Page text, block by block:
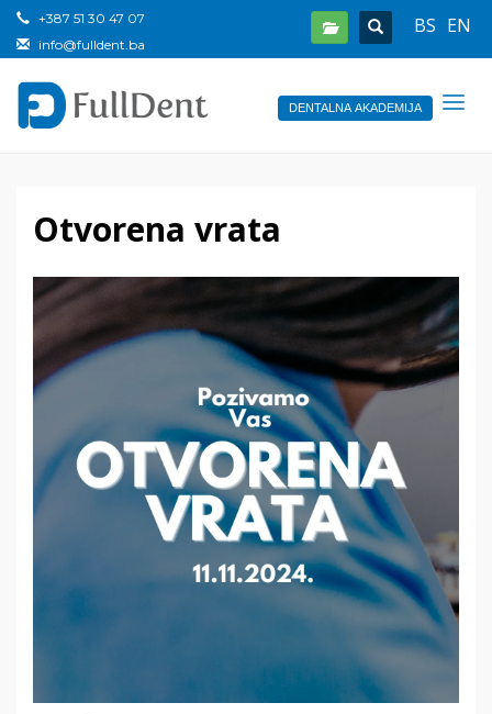
BS EN
+387 51 30 47 07
info@fulldent.ba
DENTALNA AKADEMIJA
Otvorena vrata